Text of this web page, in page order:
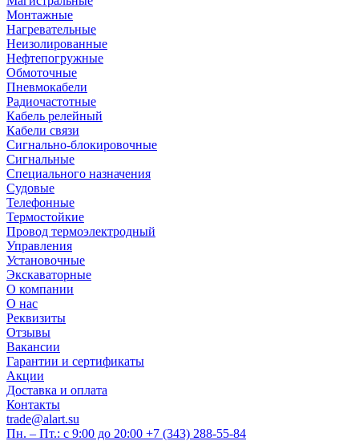
Монтажные
Нагревательные
Неизолированные
Нефтепогружные
Обмоточные
Пневмокабели
Радиочастотные
Кабель релейный
Кабели связи
Сигнально-блокировочные
Сигнальные
Специального назначения
Судовые
Телефонные
Термостойкие
Провод термоэлектродный
Управления
Установочные
Экскаваторные
О компании
О нас
Реквизиты
Отзывы
Вакансии
Гарантии и сертификаты
Акции
Доставка и оплата
Контакты
trade@alart.su
Пн. – Пт.: с 9:00 до 20:00 +7 (343) 288-55-84